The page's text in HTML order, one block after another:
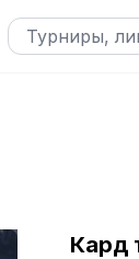
Кард